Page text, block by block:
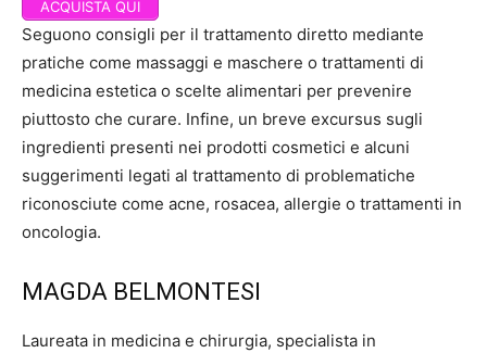
ACQUISTA QUI
Seguono consigli per il trattamento diretto mediante
pratiche come massaggi e maschere o trattamenti di
medicina estetica o scelte alimentari per prevenire
piuttosto che curare. Infine, un breve excursus sugli
ingredienti presenti nei prodotti cosmetici e alcuni
suggerimenti legati al trattamento di problematiche
riconosciute come acne, rosacea, allergie o trattamenti in
oncologia.
MAGDA BELMONTESI
Laureata in medicina e chirurgia, specialista in